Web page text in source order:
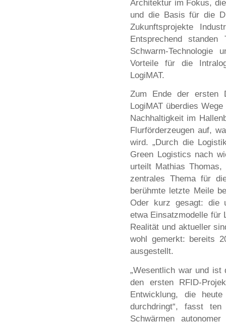
Architektur im Fokus,
und die Basis für die
Zukunftsprojekte
Entsprechend
Schwarm-Technologie
Vorteile für die
LogiMAT.
Zum Ende der ersten
LogiMAT überdies
Nachhaltigkeit im
Flurförderzeugen auf,
wird. „Durch die
Green Logistics nach
urteilt Mathias
zentrales Thema für
berühmte letzte Meile
Oder kurz gesagt: die
etwa Einsatzmodelle für
Realität und aktueller
wohl gemerkt: bereits
ausgestellt.
„Wesentlich war und ist
den ersten RFID-
Entwicklung, die
durchdringt“, fasst
Schwärmen